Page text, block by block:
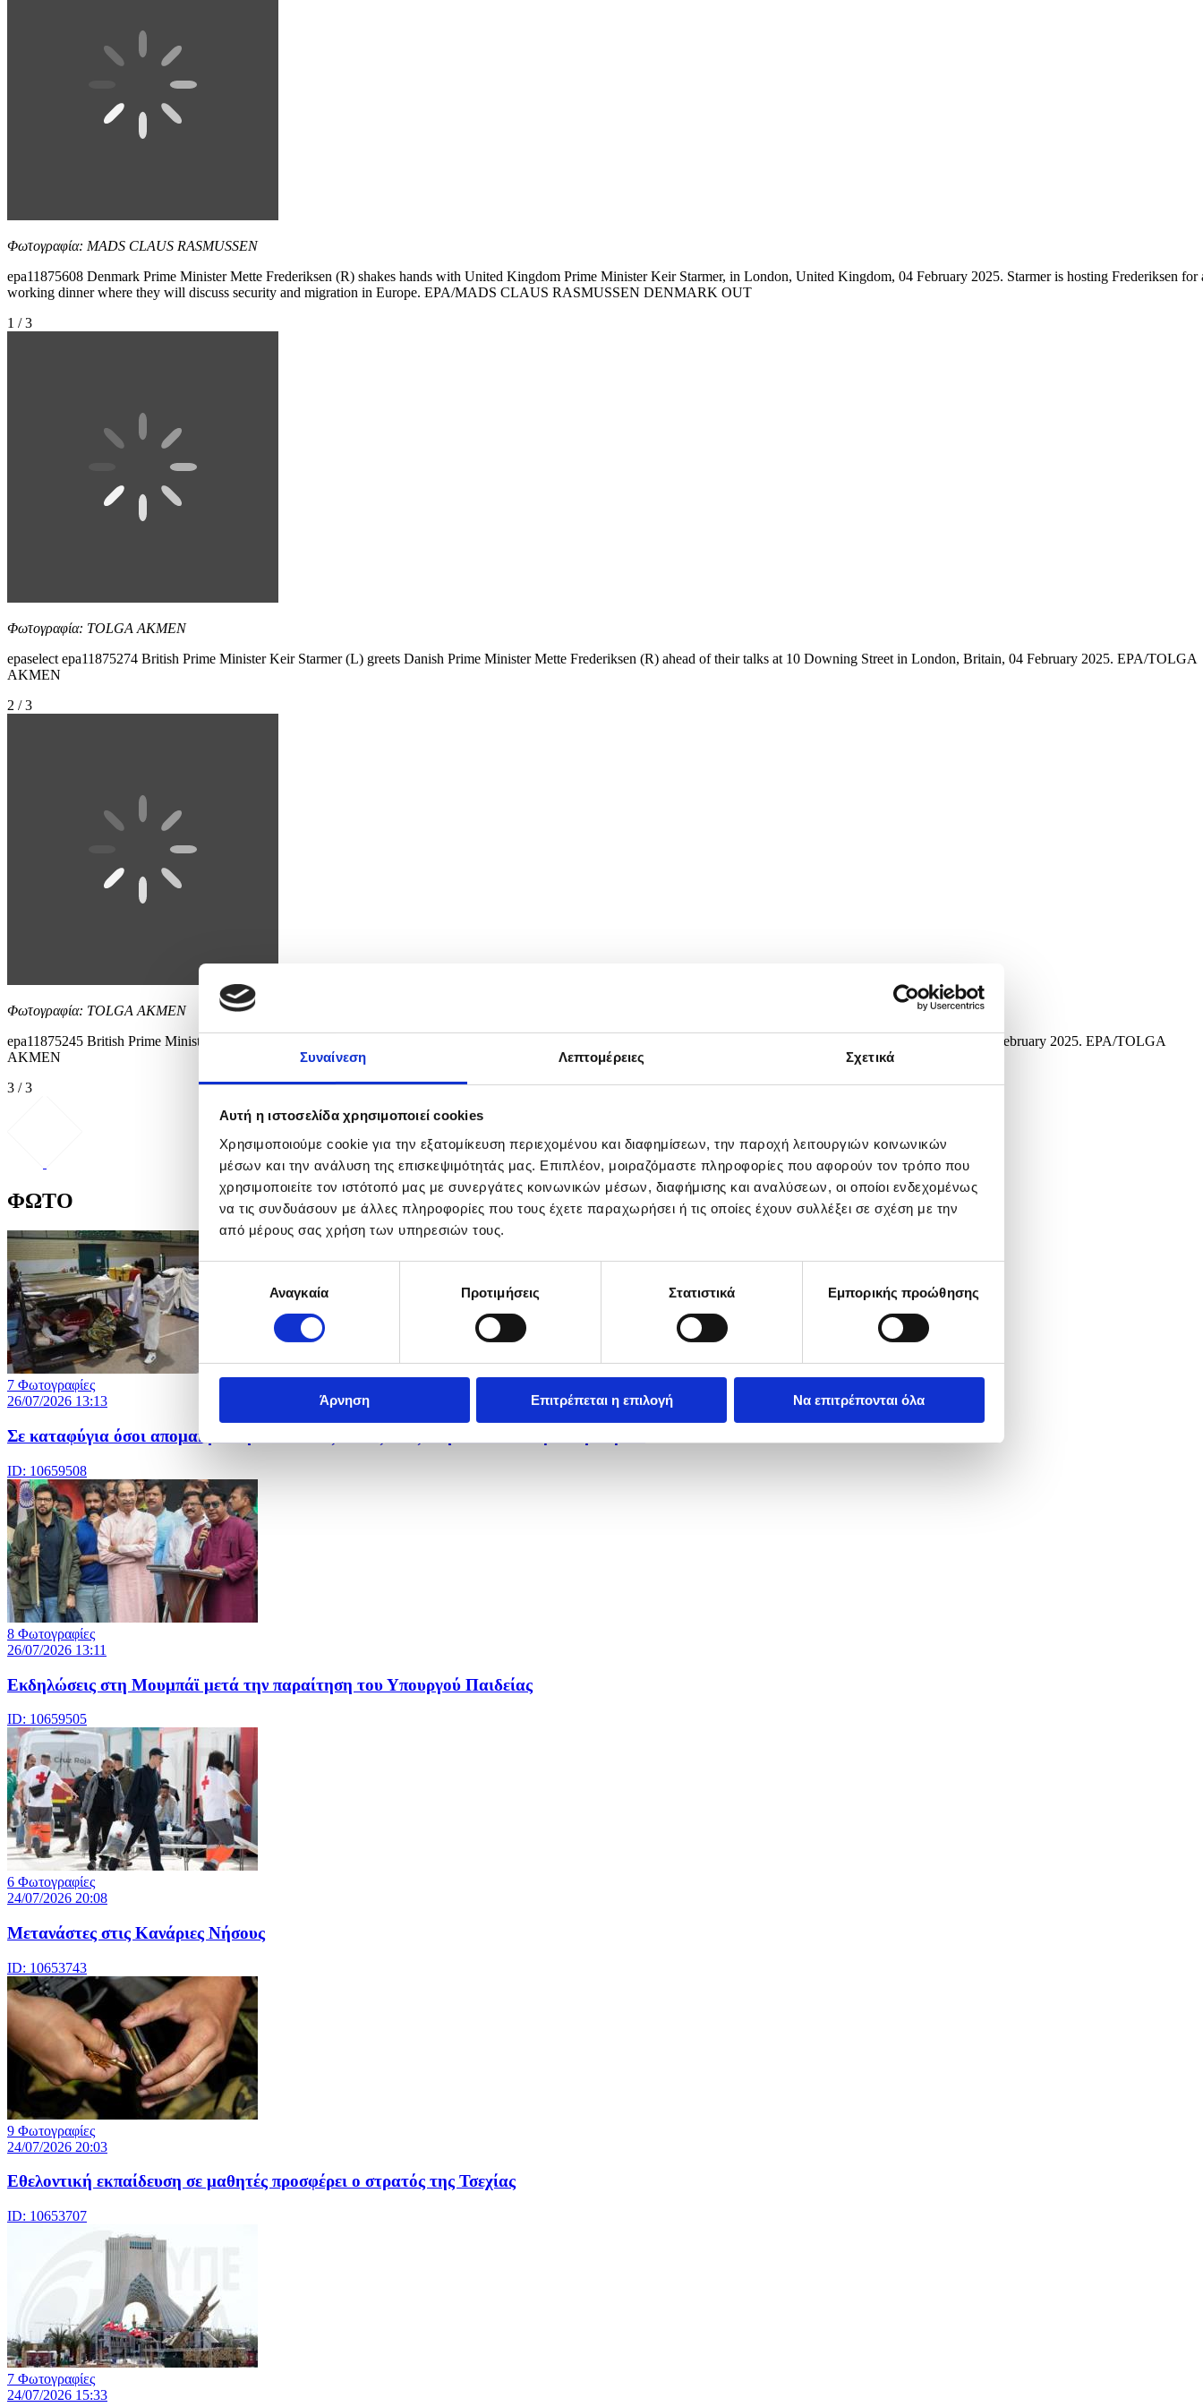
Συναίνεση Λεπτομέρειες Σχετικά
Αυτή η ιστοσελίδα χρησιμοποιεί cookies
Χρησιμοποιούμε cookie για την εξατομίκευση περιεχομένου και διαφημίσεων, την παροχή λειτουργιών κοινωνικών
μέσων και την ανάλυση της επισκεψιμότητάς μας. Επιπλέον, μοιραζόμαστε πληροφορίες που αφορούν τον τρόπο που
χρησιμοποιείτε τον ιστότοπό μας με συνεργάτες κοινωνικών μέσων, διαφήμισης και αναλύσεων, οι οποίοι ενδεχομένως
να τις συνδυάσουν με άλλες πληροφορίες που τους έχετε παραχωρήσει ή τις οποίες έχουν συλλέξει σε σχέση με την
από μέρους σας χρήση των υπηρεσιών τους.
Επιλογή
συγκατάθεσηςΑναγκαία Προτιμήσεις Στατιστικά Εμπορικής προώθησης
Άρνηση Επιτρέπεται η επιλογή Να επιτρέπονται όλα
Φωτογραφία: MADS CLAUS RASMUSSEN
epa11875608 Denmark Prime Minister Mette Frederiksen (R) shakes hands with United Kingdom Prime Minister Keir Starmer, in London, United Kingdom, 04 February 2025. Starmer is hosting Frederiksen for
working dinner where they will discuss security and migration in Europe. EPA/MADS CLAUS RASMUSSEN DENMARK OUT
1 / 3
Φωτογραφία: TOLGA AKMEN
epaselect epa11875274 British Prime Minister Keir Starmer (L) greets Danish Prime Minister Mette Frederiksen (R) ahead of their talks at 10 Downing Street in London, Britain, 04 February 2025. EPA/TOLGA
AKMEN
2 / 3
Φωτογραφία: TOLGA AKMEN
epa11875245 British Prime Minister Keir Starmer (L) welcomes Danish Prime Minister Mette Frederiksen (R) ahead of their talks at 10 Downing Street in London, Britain, 04 February 2025. EPA/TOLGA
AKMEN
3 / 3
ΦΩΤΟ
7 Φωτογραφίες
26/07/2026 13:13
Σε καταφύγια όσοι απομακρύνθηκαν από τις εστίες τους στην Ισπανία λόγω πυρκαγιών
ID: 10659508
8 Φωτογραφίες
26/07/2026 13:11
Eκδηλώσεις στη Μουμπάϊ μετά την παραίτηση του Υπουργού Παιδείας
ID: 10659505
6 Φωτογραφίες
24/07/2026 20:08
Μετανάστες στις Κανάριες Νήσους
ID: 10653743
9 Φωτογραφίες
24/07/2026 20:03
Eθελοντική εκπαίδευση σε μαθητές προσφέρει ο στρατός της Τσεχίας
ID: 10653707
7 Φωτογραφίες
24/07/2026 15:33